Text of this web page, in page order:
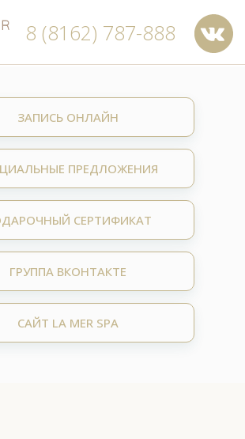
787-888
ЗАПИСЬ ОНЛАЙН
ПРЕДЛОЖЕНИЯ
САЙТ LA MER SPA
ГРУППА ВКОНТАКТЕ
СЕРТИФИКАТ